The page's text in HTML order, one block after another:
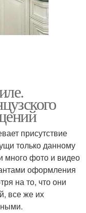
присутствие
только данному
много фото и видео
оформления
на то, что они
все же их